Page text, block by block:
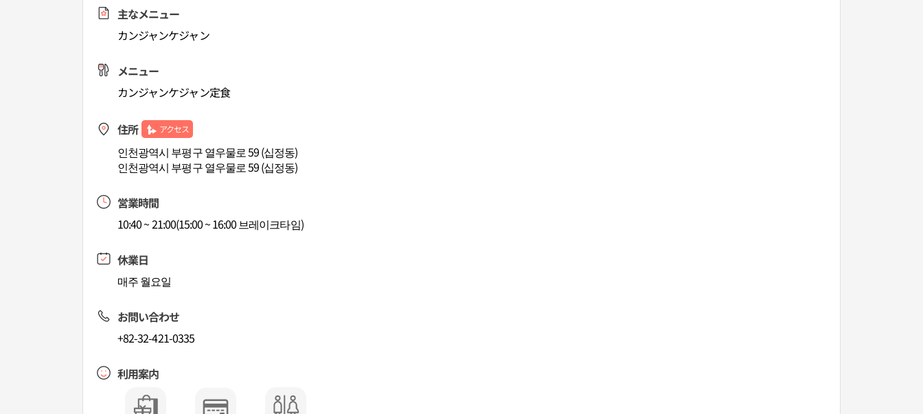
主なメニュー
カンジャンケジャン
メニュー
カンジャンケジャン定食
住所 アクセス
인천광역시 부평구 열우물로 59 (십정동)
인천광역시 부평구 열우물로 59 (십정동)
営業時間
10:40 ~ 21:00(15:00 ~ 16:00 브레이크타임)
休業日
매주 월요일
お問い合わせ
+82-32-421-0335
利用案内